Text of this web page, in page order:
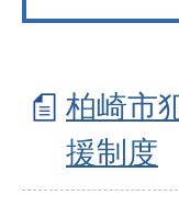
柏崎市
援制度